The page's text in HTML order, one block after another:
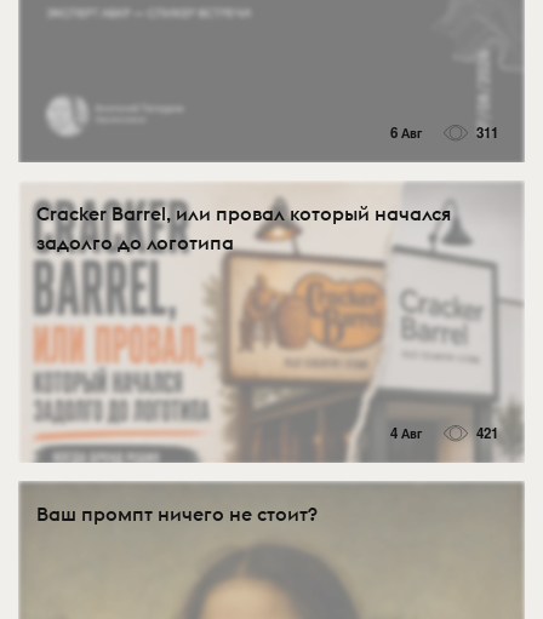
6 Авг 311
Cracker Barrel, или провал который начался
задолго до логотипа
4 Авг 421
Ваш промпт ничего не стоит?